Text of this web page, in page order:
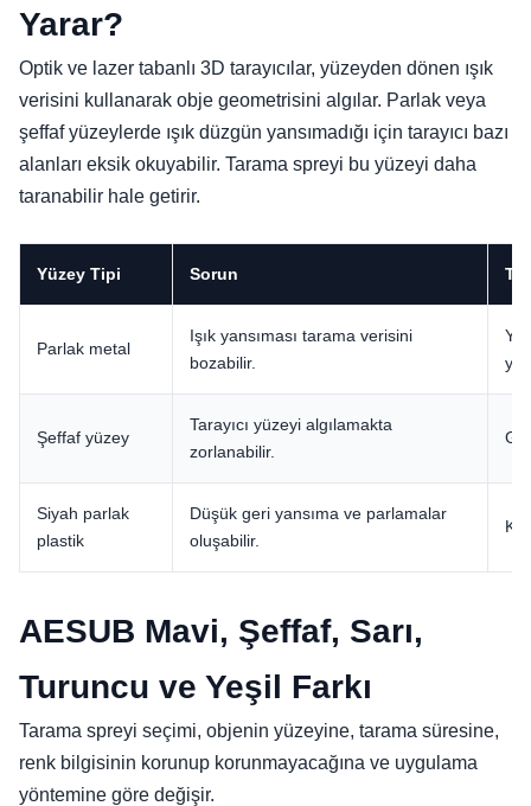
Yarar?
Optik ve lazer tabanlı 3D tarayıcılar, yüzeyden dönen ışık
verisini kullanarak obje geometrisini algılar. Parlak veya
şeffaf yüzeylerde ışık düzgün yansımadığı için tarayıcı bazı
alanları eksik okuyabilir. Tarama spreyi bu yüzeyi daha
taranabilir hale getirir.
Yüzey Tipi Sorun
Parlak metal
Işık yansıması tarama verisini
bozabilir.
Şeffaf yüzey
Tarayıcı yüzeyi algılamakta
zorlanabilir.
Siyah parlak
plastik
Düşük geri yansıma ve parlamalar
oluşabilir.
AESUB Mavi, Şeffaf, Sarı,
Turuncu ve Yeşil Farkı
Tarama spreyi seçimi, objenin yüzeyine, tarama süresine,
renk bilgisinin korunup korunmayacağına ve uygulama
yöntemine göre değişir.